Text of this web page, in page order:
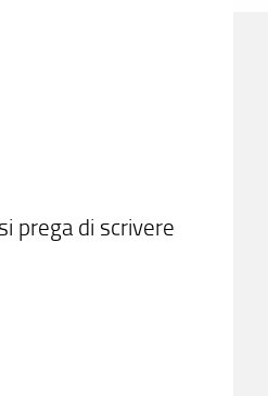
prega di scrivere